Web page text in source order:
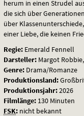
herum in einen Strudel
die sich über
über
einer Liebe, die keinen
Regie: Emerald Fennell
Darsteller: Margot
Genre: Drama/Romanze
Produktionsland:
Produktionsjahr:2026
Filmlänge: 130 Minuten
FSK: nicht bekannt